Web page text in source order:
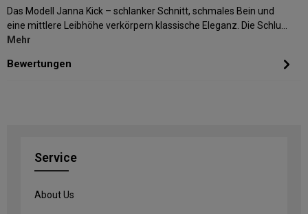
Das Modell Janna Kick – schlanker Schnitt, schmales Bein und
eine mittlere Leibhöhe verkörpern klassische Eleganz. Die Schlu…
Mehr
Bewertungen
Service
About Us